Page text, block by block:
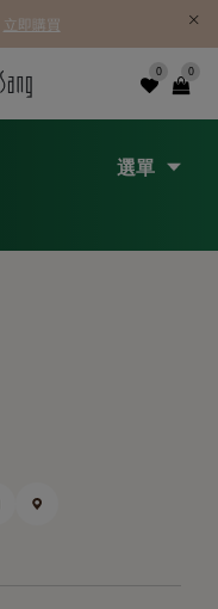
0 0
立即購買
選單